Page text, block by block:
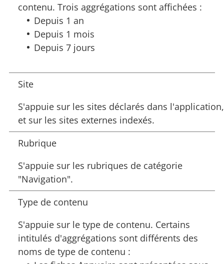
contenu. Trois aggrégations sont affichées :
Depuis 1 an
Depuis 1 mois
Depuis 7 jours
Site
S'appuie sur les sites déclarés dans l'application,
et sur les sites externes indexés.
Rubrique
S'appuie sur les rubriques de catégorie
"Navigation".
Type de contenu
S'appuie sur le type de contenu. Certains
intitulés d'aggrégations sont différents des
noms de type de contenu :